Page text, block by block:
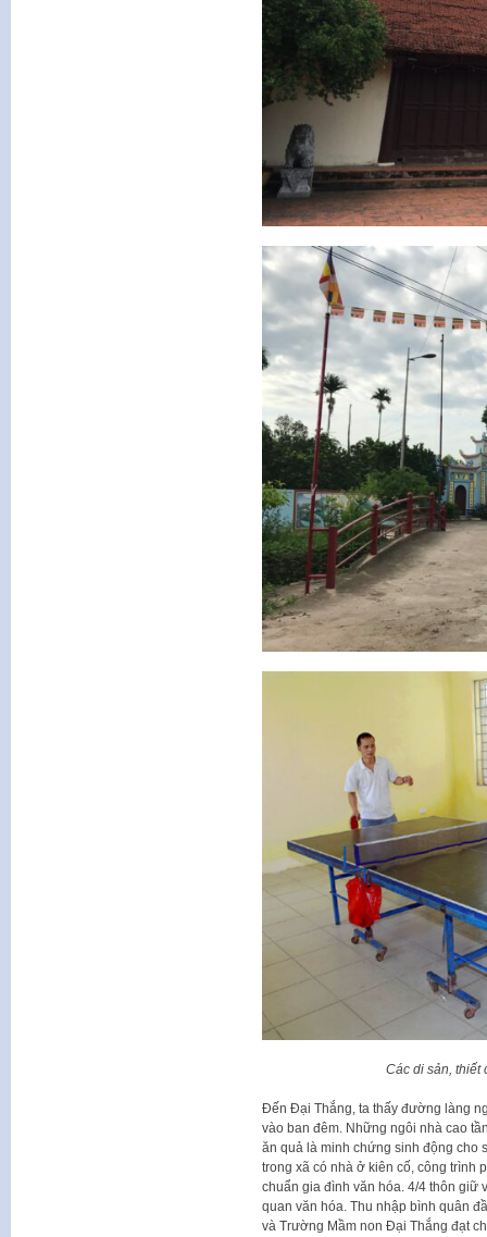
Các di sản, thiết
Đến Đại Thắng, ta thấy đường làng
vào ban đêm. Những ngôi nhà cao
ăn quả là minh chứng sinh động cho
trong xã có nhà ở kiên cố, công trình
chuẩn gia đình văn hóa. 4/4 thôn giữ
quan văn hóa. Thu nhập bình quân
và Trường Mầm non Đại Thắng đạt